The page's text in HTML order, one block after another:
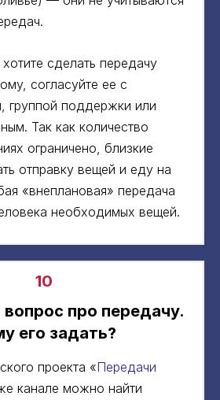
сделать передачу
согласуйте ее с
группой поддержки или
Так как количество
ограничено, близкие
отправку вещей и еду на
«внеплановая» передача
необходимых вещей.
10
про передачу.
его задать?
проекта «Передачи
канале можно найти